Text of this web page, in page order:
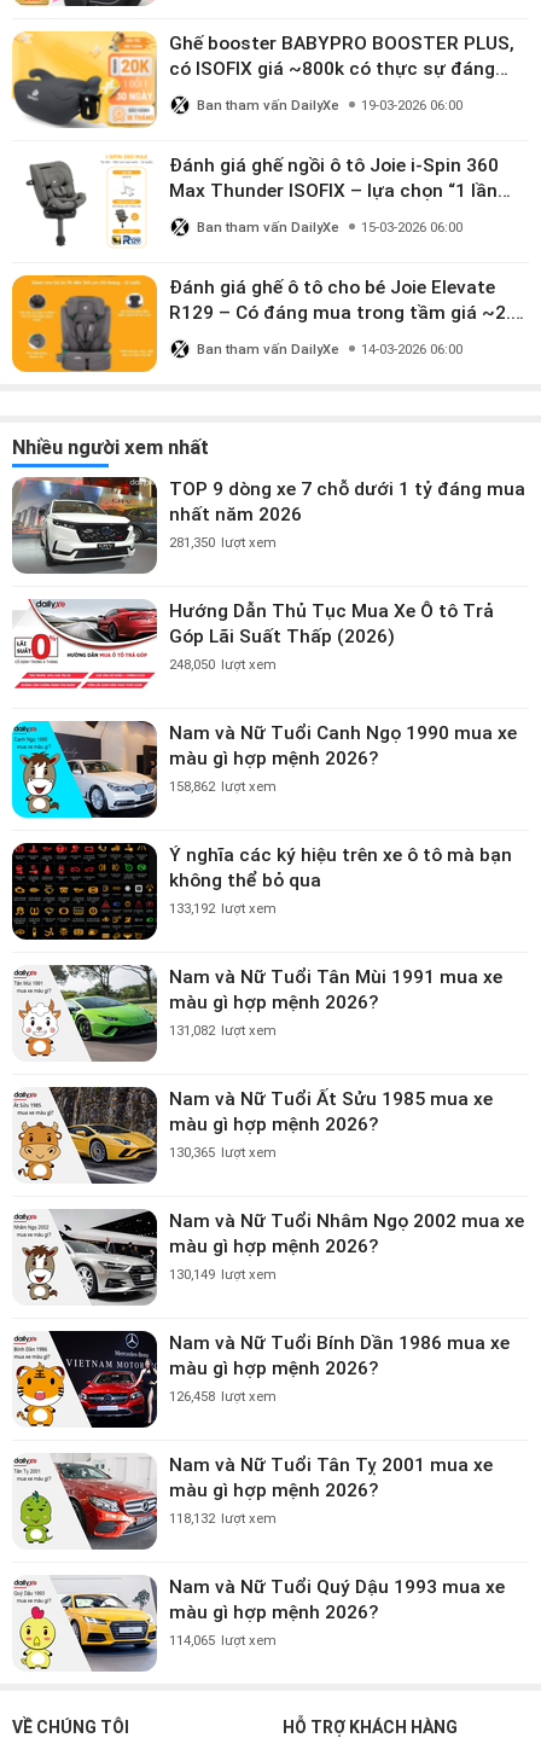
Ghế booster BABYPRO BOOSTER PLUS,
có ISOFIX giá ~800k có thực sự đáng
mua?
Ban tham vấn DailyXe 19-03-2026 06:00
Đánh giá ghế ngồi ô tô Joie i-Spin 360
Max Thunder ISOFIX – lựa chọn “1 lần
dùng đến 12 năm” có đáng giá gần 9
triệu?
Ban tham vấn DailyXe 15-03-2026 06:00
Đánh giá ghế ô tô cho bé Joie Elevate
R129 – Có đáng mua trong tầm giá ~2.8
triệu?
Ban tham vấn DailyXe 14-03-2026 06:00
Nhiều người xem nhất
TOP 9 dòng xe 7 chỗ dưới 1 tỷ đáng mua
nhất năm 2026
281,350 lượt xem
Hướng Dẫn Thủ Tục Mua Xe Ô tô Trả
Góp Lãi Suất Thấp (2026)
248,050 lượt xem
Nam và Nữ Tuổi Canh Ngọ 1990 mua xe
màu gì hợp mệnh 2026?
158,862 lượt xem
Ý nghĩa các ký hiệu trên xe ô tô mà bạn
không thể bỏ qua
133,192 lượt xem
Nam và Nữ Tuổi Tân Mùi 1991 mua xe
màu gì hợp mệnh 2026?
131,082 lượt xem
Nam và Nữ Tuổi Ất Sửu 1985 mua xe
màu gì hợp mệnh 2026?
130,365 lượt xem
Nam và Nữ Tuổi Nhâm Ngọ 2002 mua xe
màu gì hợp mệnh 2026?
130,149 lượt xem
Nam và Nữ Tuổi Bính Dần 1986 mua xe
màu gì hợp mệnh 2026?
126,458 lượt xem
Nam và Nữ Tuổi Tân Tỵ 2001 mua xe
màu gì hợp mệnh 2026?
118,132 lượt xem
Nam và Nữ Tuổi Quý Dậu 1993 mua xe
màu gì hợp mệnh 2026?
114,065 lượt xem
VỀ CHÚNG TÔI HỖ TRỢ KHÁCH HÀNG